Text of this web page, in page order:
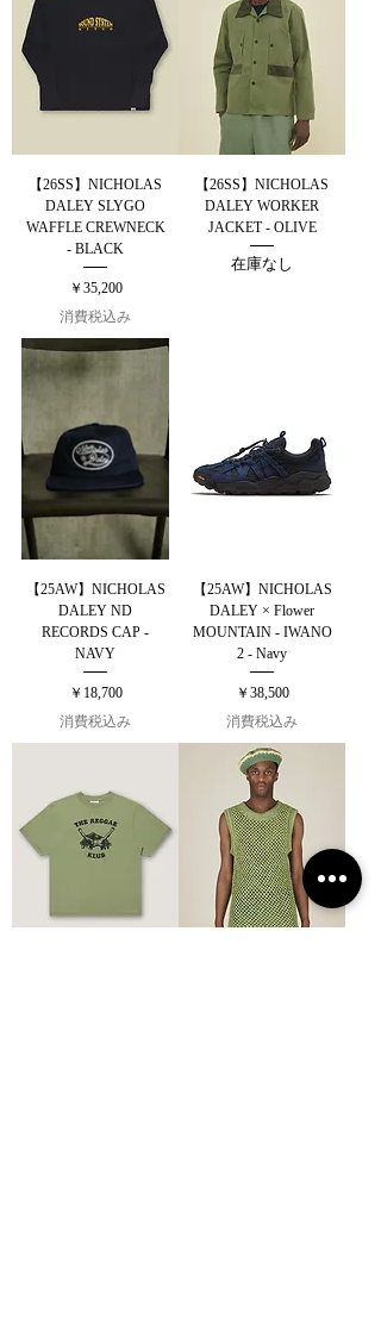
【26SS】NICHOLAS
DALEY SLYGO
WAFFLE CREWNECK
- BLACK
価格
￥35,200
消費税込み
【26SS】NICHOLAS
DALEY WORKER
JACKET - OLIVE
在庫なし
【25AW】NICHOLAS
DALEY ND
RECORDS CAP -
NAVY
価格
￥18,700
消費税込み
【25AW】NICHOLAS
DALEY × Flower
MOUNTAIN - IWANO
2 - Navy
価格
￥38,500
消費税込み